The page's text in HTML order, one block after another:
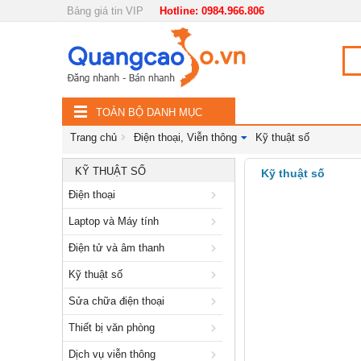
Bảng giá tin VIP Hotline: 0984.966.806
Nội, ngoại thất
Đồ gia dụng
Điện thoại, Viễn thông
Điện thoại
Laptop và Máy tính
Điện tử và âm thanh
Kỹ thuật số
Sửa chữa điện thoại
Thiết bị văn phòng
Dịch vụ viễn thông
Thiết bị viễn thông
TOÀN BỘ DANH MỤC
Trang chủ Điện thoại, Viễn thông Kỹ thuật số
KỸ THUẬT SỐ
Điện thoại
Laptop và Máy tính
Điện tử và âm thanh
Kỹ thuật số
Sửa chữa điện thoại
Thiết bị văn phòng
Dịch vụ viễn thông
Kỹ thuật số